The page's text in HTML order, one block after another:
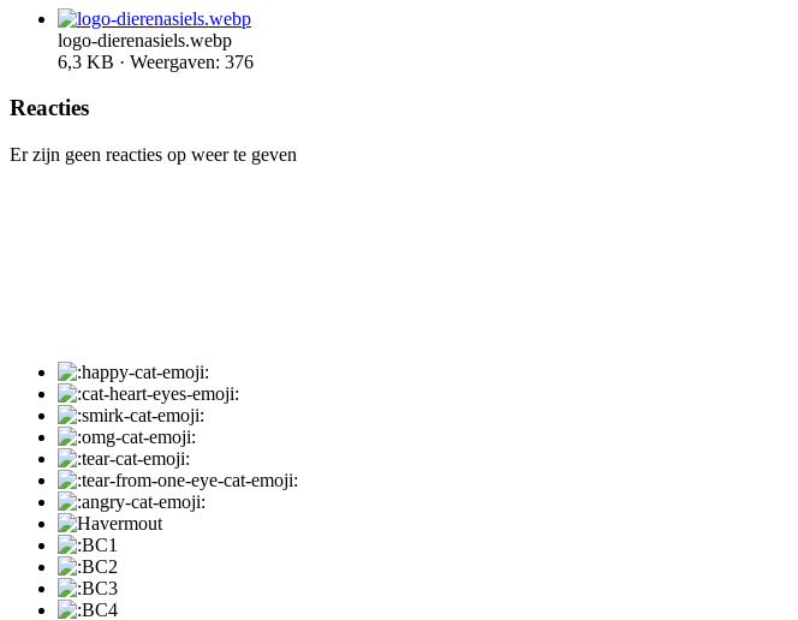
logo-dierenasiels.webp
6,3 KB · Weergaven: 376
Reacties
Er zijn geen reacties op weer te geven